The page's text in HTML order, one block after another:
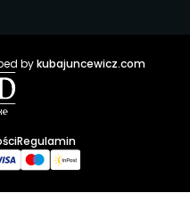
bykubajuncewicz.com
Regulamin